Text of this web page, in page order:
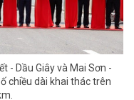
- Dầu Giây và Mai Sơn -
chiều dài khai thác trên